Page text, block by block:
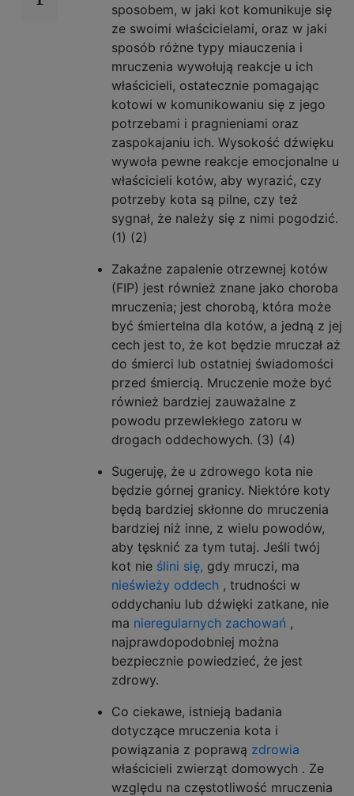
sposobem, w jaki kot komunikuje się
ze swoimi właścicielami, oraz w jaki
sposób różne typy miauczenia i
mruczenia wywołują reakcje u ich
właścicieli, ostatecznie pomagając
kotowi w komunikowaniu się z jego
potrzebami i pragnieniami oraz
zaspokajaniu ich. Wysokość dźwięku
wywoła pewne reakcje emocjonalne u
właścicieli kotów, aby wyrazić, czy
potrzeby kota są pilne, czy też
sygnał, że należy się z nimi pogodzić.
(1) (2)
Zakaźne zapalenie otrzewnej kotów
(FIP) jest również znane jako choroba
mruczenia; jest chorobą, która może
być śmiertelna dla kotów, a jedną z jej
cech jest to, że kot będzie mruczał aż
do śmierci lub ostatniej świadomości
przed śmiercią. Mruczenie może być
również bardziej zauważalne z
powodu przewlekłego zatoru w
drogach oddechowych. (3) (4)
Sugeruję, że u zdrowego kota nie
będzie górnej granicy. Niektóre koty
będą bardziej skłonne do mruczenia
bardziej niż inne, z wielu powodów,
aby tęsknić za tym tutaj. Jeśli twój
kot nie ślini się, gdy mruczi, ma
nieświeży oddech , trudności w
oddychaniu lub dźwięki zatkane, nie
ma nieregularnych zachowań ,
najprawdopodobniej można
bezpiecznie powiedzieć, że jest
zdrowy.
Co ciekawe, istnieją badania
dotyczące mruczenia kota i
powiązania z poprawą zdrowia
właścicieli zwierząt domowych . Ze
względu na częstotliwość mruczenia